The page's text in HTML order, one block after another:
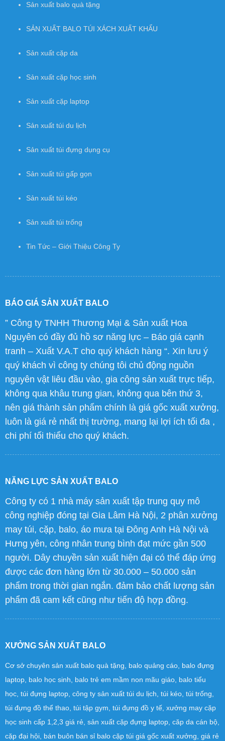
Sản xuất balo quà tặng
SẢN XUẤT BALO TÚI XÁCH XUẤT KHẨU
Sản xuất cặp da
Sản xuất cặp học sinh
Sản xuất cặp laptop
Sản xuất túi du lịch
Sản xuất túi đựng dụng cụ
Sản xuất túi gấp gọn
Sản xuất túi kéo
Sản xuất túi trống
Tin Tức – Giới Thiệu Công Ty
BÁO GIÁ SẢN XUẤT BALO
” Công ty TNHH Thương Mại & Sản xuất Hoa
Nguyên có đầy đủ hồ sơ năng lực – Báo giá cạnh
tranh – Xuất V.A.T cho quý khách hàng “. Xin lưu ý
quý khách vì công ty chúng tôi chủ động nguồn
nguyên vật liêu đầu vào, gia công sản xuất trực tiếp,
không qua khâu trung gian, không qua bên thứ 3,
nên giá thành sản phẩm chính là giá gốc xuất xưởng,
luôn là giá rẻ nhất thị trường, mang lại lợi ích tối đa ,
chi phí tối thiểu cho quý khách.
NĂNG LỰC SẢN XUẤT BALO
Công ty có 1 nhà máy sản xuất tập trung quy mô
công nghiệp đóng tại Gia Lâm Hà Nội, 2 phân xưởng
may túi, cặp, balo, áo mưa tại Đông Anh Hà Nội và
Hưng yên, công nhân trung bình đạt mức gần 500
người. Dây chuyền sản xuất hiện đại có thể đáp ứng
được các đơn hàng lớn từ 30.000 – 50.000 sản
phẩm trong thời gian ngắn. đảm bảo chất lượng sản
phẩm đã cam kết cũng như tiến độ hợp đồng.
XƯỞNG SẢN XUẤT BALO
Cơ sở chuyên sản xuất balo quà tặng, balo quảng cáo, balo đựng
laptop, balo học sinh, balo trẻ em mầm non mãu giáo, balo tiểu
học, túi đựng laptop, công ty sản xuất túi du lịch, túi kéo, túi trống,
túi đựng đồ thể thao, túi tập gym, túi đựng đồ y tế, xưởng may cặp
học sinh cấp 1,2,3 giá rẻ, sản xuất cặp đựng laptop, căp da cán bộ,
cặp đại hội, bán buôn bán sỉ balo cặp túi giá gốc xuất xưởng, giá rẻ